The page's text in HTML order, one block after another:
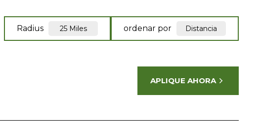
Radius 25 Miles ordenar por Distancia
APLIQUE AHORA